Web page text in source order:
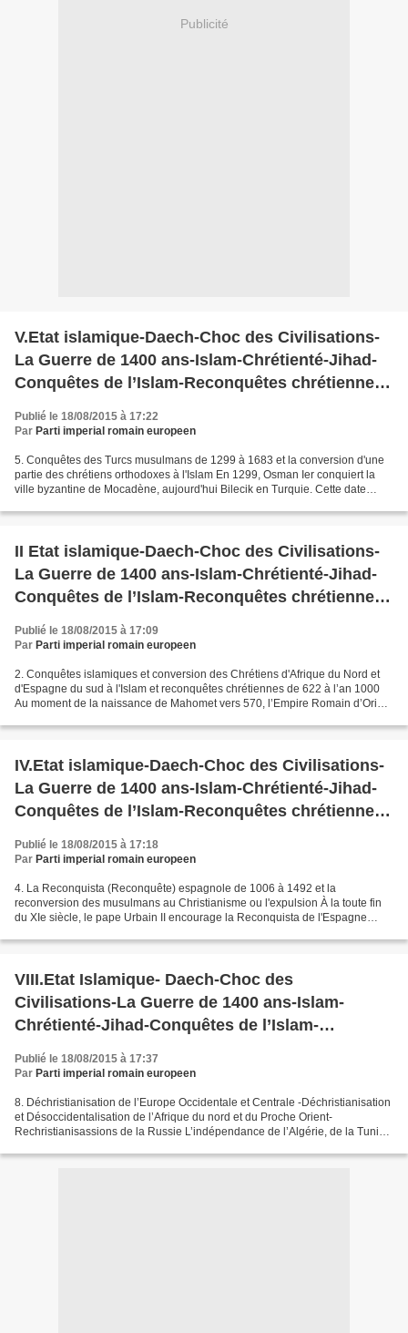
Publicité
V.Etat islamique-Daech-Choc des Civilisations-
La Guerre de 1400 ans-Islam-Chrétienté-Jihad-
Conquêtes de l’Islam-Reconquêtes chrétiennes-
Reconquêtes Islamiques-Califats
Publié le 18/08/2015 à 17:22
Par Parti imperial romain europeen
5. Conquêtes des Turcs musulmans de 1299 à 1683 et la conversion d'une
partie des chrétiens orthodoxes à l'Islam En 1299, Osman Ier conquiert la
ville byzantine de Mocadène, aujourd'hui Bilecik en Turquie. Cette date
II Etat islamique-Daech-Choc des Civilisations-
La Guerre de 1400 ans-Islam-Chrétienté-Jihad-
Conquêtes de l’Islam-Reconquêtes chrétiennes-
Reconquêtes Islamiques-Califats
Publié le 18/08/2015 à 17:09
Par Parti imperial romain europeen
2. Conquêtes islamiques et conversion des Chrétiens d'Afrique du Nord et
d'Espagne du sud à l'Islam et reconquêtes chrétiennes de 622 à l’an 1000
Au moment de la naissance de Mahomet vers 570, l’Empire Romain d’Orient
IV.Etat islamique-Daech-Choc des Civilisations-
La Guerre de 1400 ans-Islam-Chrétienté-Jihad-
Conquêtes de l’Islam-Reconquêtes chrétiennes-
Reconquêtes Islamiques-Califats
Publié le 18/08/2015 à 17:18
Par Parti imperial romain europeen
4. La Reconquista (Reconquête) espagnole de 1006 à 1492 et la
reconversion des musulmans au Christianisme ou l'expulsion À la toute fin
du XIe siècle, le pape Urbain II encourage la Reconquista de l'Espagne
VIII.Etat Islamique- Daech-Choc des
Civilisations-La Guerre de 1400 ans-Islam-
Chrétienté-Jihad-Conquêtes de l’Islam-
Reconquêtes chrétiennes-Reconquêtes
Islamiques-Califats
Publié le 18/08/2015 à 17:37
Par Parti imperial romain europeen
8. Déchristianisation de l’Europe Occidentale et Centrale -Déchristianisation
et Désoccidentalisation de l’Afrique du nord et du Proche Orient-
Rechristianisassions de la Russie L’indépendance de l’Algérie, de la Tunisie